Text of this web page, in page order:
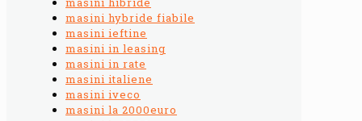
masini hybride fiabile
masini ieftine
masini in leasing
masini in rate
masini italiene
masini iveco
masini la 2000euro